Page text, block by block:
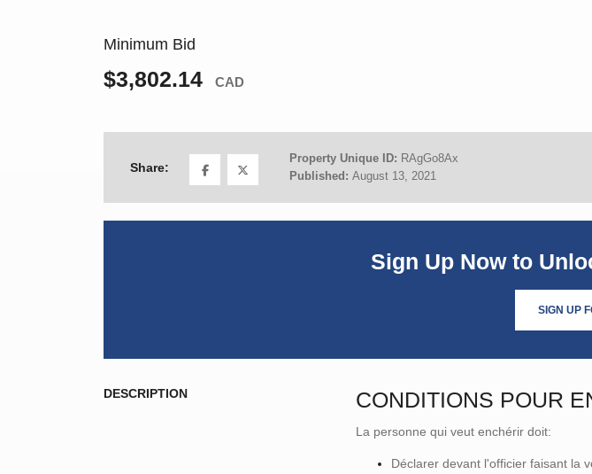
Minimum Bid
$3,802.14 CAD
Share:
Property Unique ID: RAgGo8Ax
Published: August 13, 2021
Sign Up Now to
SIGN UP
DESCRIPTION CONDITIONS POUR
La personne qui veut enchérir doit:
Déclarer devant l'officier faisant la